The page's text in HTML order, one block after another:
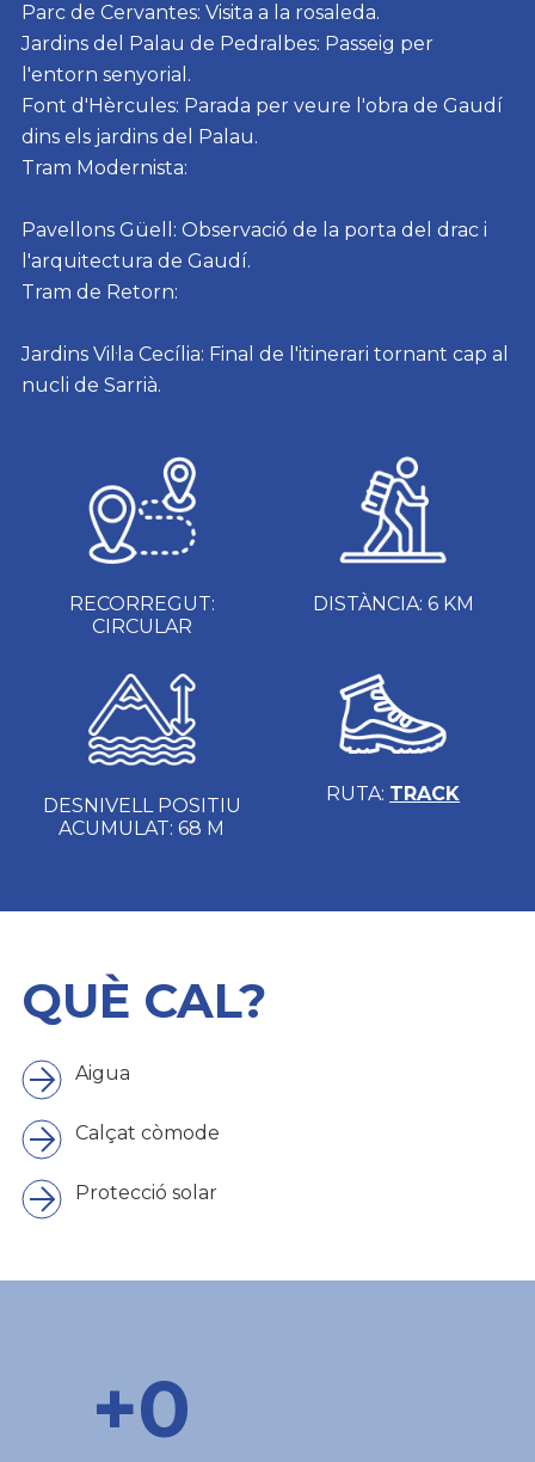
Parc de Cervantes: Visita a la rosaleda.
Jardins del Palau de Pedralbes: Passeig per
l'entorn senyorial.
Font d'Hèrcules: Parada per veure l'obra de Gaudí
dins els jardins del Palau.
Tram Modernista:
Pavellons Güell: Observació de la porta del drac i
l'arquitectura de Gaudí.
Tram de Retorn:
Jardins Vil·la Cecília: Final de l'itinerari tornant cap al
nucli de Sarrià.
RECORREGUT:
CIRCULAR
DISTÀNCIA: 6 KM
DESNIVELL POSITIU
ACUMULAT: 68 M
RUTA: TRACK
QUÈ CAL?
Aigua
Calçat còmode
Protecció solar
+0